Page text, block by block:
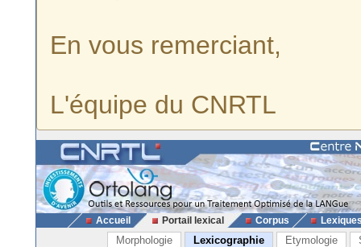
En vous remerciant,
L'équipe du CNRTL
Accueil Portail lexical Corpus
Morphologie Lexicographie Etymologie